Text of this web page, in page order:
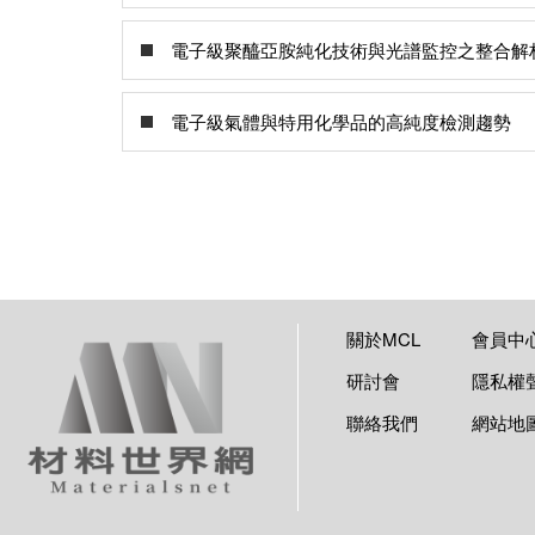
電子級聚醯亞胺純化技術與光譜監控之整合解
電子級氣體與特用化學品的高純度檢測趨勢
關於MCL
會員中
研討會
隱私權
聯絡我們
網站地